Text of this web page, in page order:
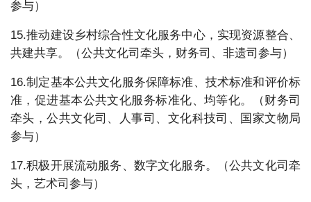
参与）
15.推动建设乡村综合性文化服务中心，实现资源整合、
共建共享。（公共文化司牵头，财务司、非遗司参与）
16.制定基本公共文化服务保障标准、技术标准和评价标
准，促进基本公共文化服务标准化、均等化。（财务司
牵头，公共文化司、人事司、文化科技司、国家文物局
参与）
17.积极开展流动服务、数字文化服务。（公共文化司牵
头，艺术司参与）